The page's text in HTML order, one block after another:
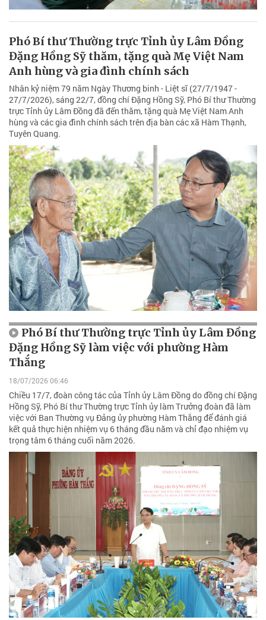
Phó Bí thư Thường trực Tỉnh ủy Lâm Đồng
Đặng Hồng Sỹ thăm, tặng quà Mẹ Việt Nam
Anh hùng và gia đình chính sách
Nhân kỷ niệm 79 năm Ngày Thương binh - Liệt sĩ (27/7/1947 -
27/7/2026), sáng 22/7, đồng chí Đặng Hồng Sỹ, Phó Bí thư Thường
trực Tỉnh ủy Lâm Đồng đã đến thăm, tặng quà Mẹ Việt Nam Anh
hùng và các gia đình chính sách trên địa bàn các xã Hàm Thạnh,
Tuyên Quang.
Phó Bí thư Thường trực Tỉnh ủy Lâm Đồng
Đặng Hồng Sỹ làm việc với phường Hàm
Thắng
18/07/2026 06:46
Chiều 17/7, đoàn công tác của Tỉnh ủy Lâm Đồng do đồng chí Đặng
Hồng Sỹ, Phó Bí thư Thường trực Tỉnh ủy làm Trưởng đoàn đã làm
việc với Ban Thường vụ Đảng ủy phường Hàm Thắng để đánh giá
kết quả thực hiện nhiệm vụ 6 tháng đầu năm và chỉ đạo nhiệm vụ
trọng tâm 6 tháng cuối năm 2026.